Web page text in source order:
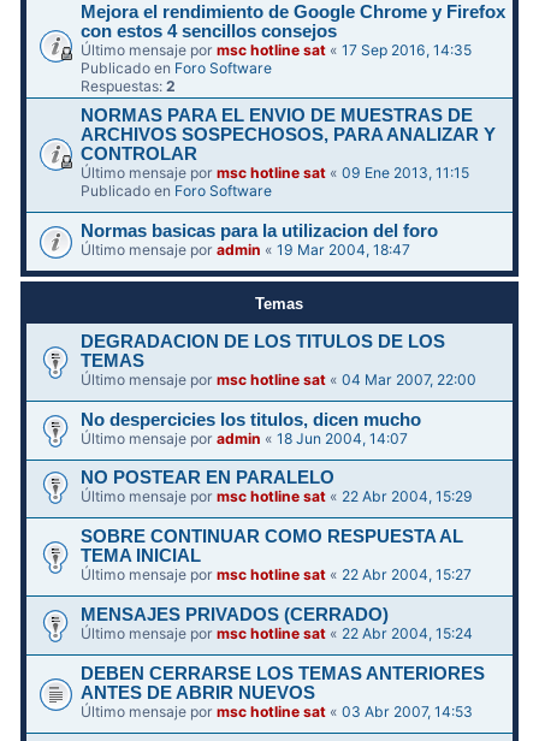
Mejora el rendimiento de Google Chrome y Firefox
con estos 4 sencillos consejos
Último mensaje pormsc hotline sat «17 Sep 2016, 14:35
Publicado en Foro Software
Respuestas:2
NORMAS PARA EL ENVIO DE MUESTRAS DE
ARCHIVOS SOSPECHOSOS, PARA ANALIZAR Y
CONTROLAR
Último mensaje pormsc hotline sat «09 Ene 2013, 11:15
Publicado en Foro Software
Normas basicas para la utilizacion del foro
Último mensaje poradmin «19 Mar 2004, 18:47
Temas
DEGRADACION DE LOS TITULOS DE LOS
TEMAS
Último mensaje pormsc hotline sat «04 Mar 2007, 22:00
No despercicies los titulos, dicen mucho
Último mensaje poradmin «18 Jun 2004, 14:07
NO POSTEAR EN PARALELO
Último mensaje pormsc hotline sat « 22 Abr 2004, 15:29
SOBRE CONTINUAR COMO RESPUESTA AL
TEMA INICIAL
Último mensaje pormsc hotline sat « 22 Abr 2004, 15:27
MENSAJES PRIVADOS (CERRADO)
Último mensaje pormsc hotline sat « 22 Abr 2004, 15:24
DEBEN CERRARSE LOS TEMAS ANTERIORES
ANTES DE ABRIR NUEVOS
Último mensaje pormsc hotline sat «03 Abr 2007, 14:53